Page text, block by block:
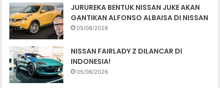
JURUREKA BENTUK NISSAN JUKE AKAN
GANTIKAN ALFONSO ALBAISA DI NISSAN
05/08/2026
NISSAN FAIRLADY Z DILANCAR DI
INDONESIA!
05/08/2026